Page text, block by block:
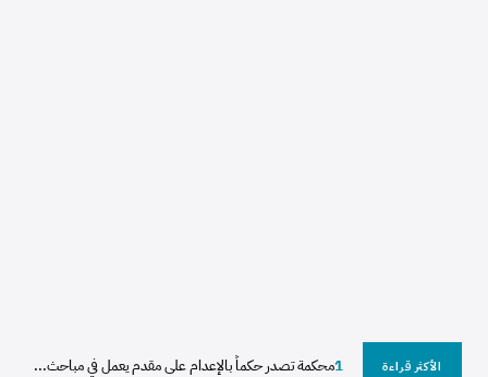
الأكثر قراءة 1محكمة تصدر حكماً بالإعدام على مقدم يعمل في مباحث...